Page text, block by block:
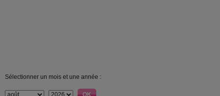
Sélectionner un mois et une année :